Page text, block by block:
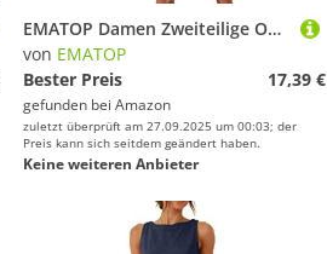
EMATOP Damen Zweiteilige Outfits Baumwolle Leinen Freizeitanzug Sommer Tank Top und Hose Casual Einfarbig Hosenanzug mit Taschen Jogginganzug Leicht Elegant Leinenanzug Strand Urlaub Streetwear
von EMATOP
Bester Preis
17,39 €
gefunden bei Amazon
zuletzt überprüft am 27.09.2025 um 00:03; der
Preis kann sich seitdem geändert haben.
Keine weiteren Anbieter